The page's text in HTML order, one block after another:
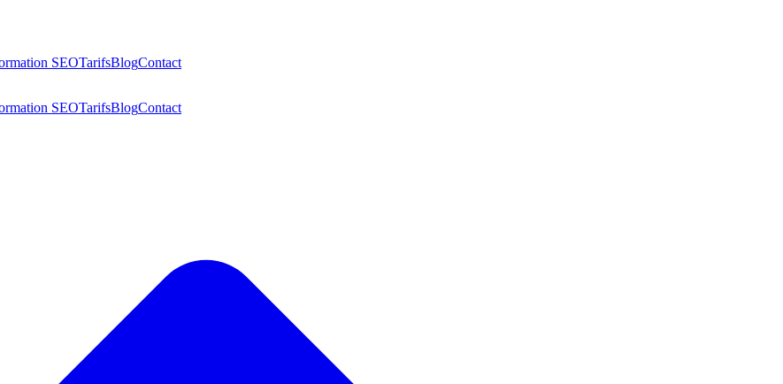
SEOTarifsBlogContact
SEOTarifsBlogContact